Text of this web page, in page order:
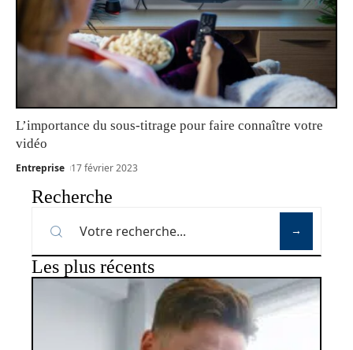
L’importance du sous-titrage pour faire connaître votre
vidéo
Entreprise 17 février 2023
Recherche
Les plus récents